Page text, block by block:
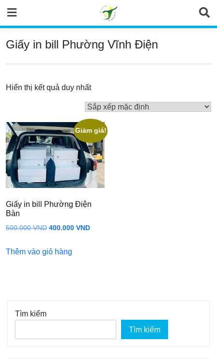
content
Giấy in bill Phường Vĩnh Điện
Hiển thị kết quả duy nhất
Giảm giá!
Giấy in bill Phường Điện
Bàn
500.000VND Giá
là:
400.000 VNDGiá
Thêm vào giỏ hàng
Tìm kiếm
Tìm kiếm